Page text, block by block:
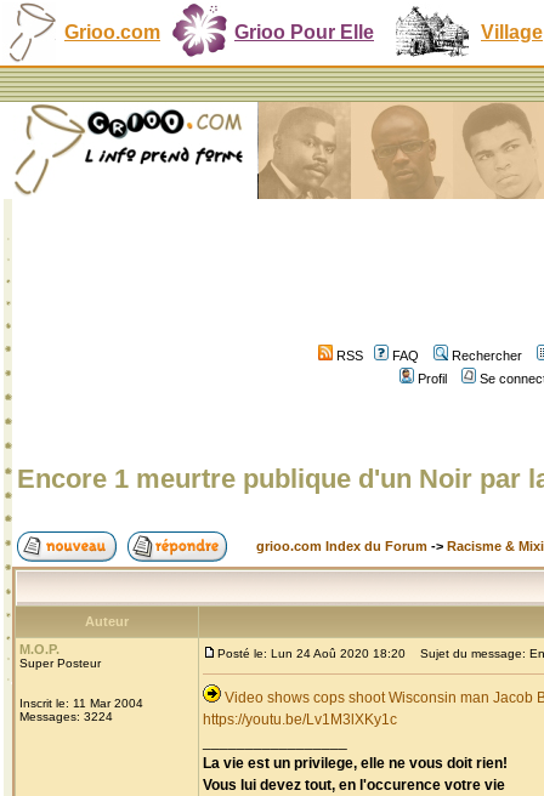
Grioo.com Grioo Pour Elle Village
RSS FAQ
Rechercher
Profil
Se
Encore 1 meurtre publique d'un Noir par
grioo.com Index du Forum -> Racisme &
Auteur
M.O.P.
Super Posteur
Inscrit le: 11 Mar 2004
Messages: 3224
Posté le: Lun 24 Aoû 2020 18:20 Sujet du message:
Video shows cops shoot Wisconsin man Jacob
https://youtu.be/Lv1M3lXKy1c
La vie est un privilege, elle ne vous doit rien!
Vous lui devez tout, en l'occurence votre vie